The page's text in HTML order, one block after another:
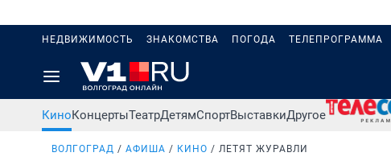
НЕДВИЖИМОСТЬ ЗНАКОМСТВА ПОГОДА ТЕЛЕПРОГРАММА
КиноКонцертыТеатрДетямСпортВыставкиДругое
ВОЛГОГРАД АФИША КИНО ЛЕТЯТ ЖУРАВЛИ